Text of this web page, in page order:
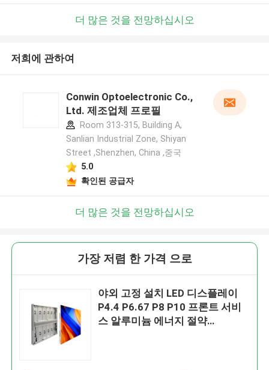
더 많은 것을 전망하십시오
저희에 관하여
Conwin Optoelectronic Co.,
Ltd. 제조업체 프로필
Room 313-315, Building A,
Sanlian Industrial Zone, Shiyan
Street ,Shenzhen, China ,중국
5.0
확인된 공급자
더 많은 것을 전망하십시오
가장 저렴 한 가격 으로
야외 고정 설치 LED 디스플레이
P4.4 P6.67 P8 P10 프론트 서비
스 알루미늄 에너지 절약